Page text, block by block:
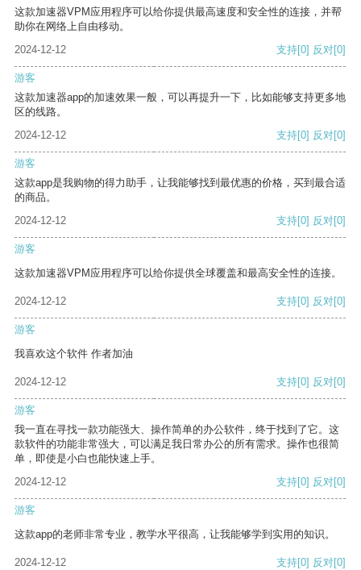
这款加速器VPM应用程序可以给你提供最高速度和安全性的连接，并帮
助你在网络上自由移动。
2024-12-12
支持[0] 反对[0]
游客
这款加速器app的加速效果一般，可以再提升一下，比如能够支持更多地
区的线路。
2024-12-12
支持[0] 反对[0]
游客
这款app是我购物的得力助手，让我能够找到最优惠的价格，买到最合适
的商品。
2024-12-12
支持[0] 反对[0]
游客
这款加速器VPM应用程序可以给你提供全球覆盖和最高安全性的连接。
2024-12-12 支持[0] 反对[0]
游客
我喜欢这个软件 作者加油
2024-12-12 支持[0] 反对[0]
游客
我一直在寻找一款功能强大、操作简单的办公软件，终于找到了它。这
款软件的功能非常强大，可以满足我日常办公的所有需求。操作也很简
单，即使是小白也能快速上手。
2024-12-12
支持[0] 反对[0]
游客
这款app的老师非常专业，教学水平很高，让我能够学到实用的知识。
2024-12-12 支持[0] 反对[0]